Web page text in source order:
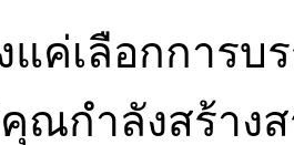
ค่เลือกการบ
ณกำลังสร้าง